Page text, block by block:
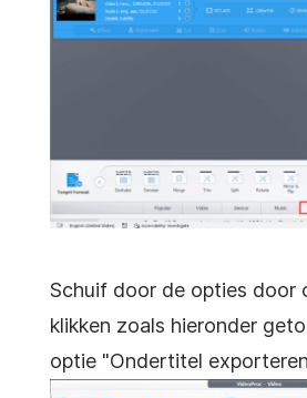
Schuif door de opties door
klikken zoals hieronder
optie "Ondertitel